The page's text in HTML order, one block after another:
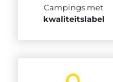
Campings met
kwaliteitslabel